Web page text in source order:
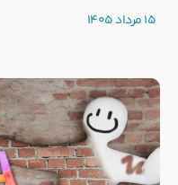
15 مرداد 1405